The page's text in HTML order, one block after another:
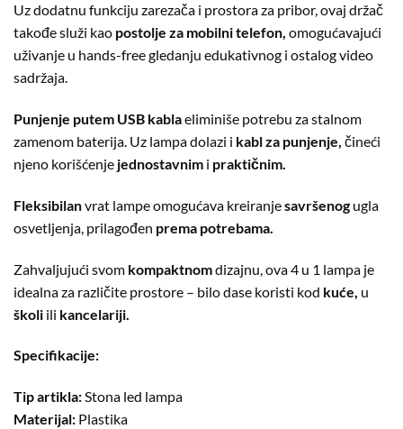
Uz dodatnu funkciju zarezača i prostora za pribor, ovaj držač
takođe služi kao postolje za mobilni telefon, omogućavajući
uživanje u hands-free gledanju edukativnog i ostalog video
sadržaja.
Punjenje putem USB kablaeliminiše potrebu za stalnom
zamenom baterija. Uz lampa dolazi i kabl za punjenje, čineći
njeno korišćenje jednostavnim i praktičnim.
Fleksibilanvrat lampe omogućava kreiranjesavršenog ugla
osvetljenja, prilagođen prema potrebama.
Zahvaljujući svom kompaktnomdizajnu, ova 4 u 1 lampa je
idealna za različite prostore – bilo dase koristi kod kuće, u
školi ili kancelariji.
Specifikacije:
Tip artikla:Stona led lampa
Materijal: Plastika